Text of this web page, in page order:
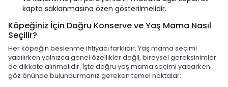
kapta saklanmasına özen gösterilmelidir.
Köpeğiniz İçin Doğru Konserve ve Yaş Mama Nasıl
Seçilir?
Her köpeğin beslenme ihtiyacı farklıdır. Yaş mama seçimi
yapılırken yalnızca genel özellikler değil, bireysel gereksinimler
de dikkate alınmalıdır. İşte doğru yaş mama seçimi yaparken
göz önünde bulundurmanız gereken temel noktalar: